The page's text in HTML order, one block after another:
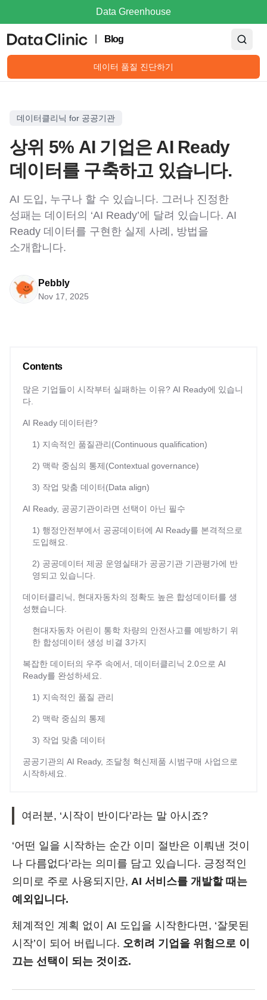
Data Greenhouse
Blog
데이터 품질 진단하기
데이터클리닉 for 공공기관
상위 5% AI 기업은 AI Ready
데이터를 구축하고 있습니다.
AI 도입, 누구나 할 수 있습니다. 그러나 진정한
성패는 데이터의 ‘AI Ready’에 달려 있습니다. AI
Ready 데이터를 구현한 실제 사례, 방법을
소개합니다.
Pebbly
Nov 17, 2025
Contents
많은 기업들이 시작부터 실패하는 이유? AI Ready에 있습니
다.
AI Ready 데이터란?
1) 지속적인 품질관리(Continuous qualification)
2) 맥락 중심의 통제(Contextual governance)
3) 작업 맞춤 데이터(Data align)
AI Ready, 공공기관이라면 선택이 아닌 필수
1) 행정안전부에서 공공데이터에 AI Ready를 본격적으로
도입해요.
2) 공공데이터 제공 운영실태가 공공기관 기관평가에 반
영되고 있습니다.
데이터클리닉, 현대자동차의 정확도 높은 합성데이터를 생
성했습니다.
현대자동차 어린이 통학 차량의 안전사고를 예방하기 위
한 합성데이터 생성 비결 3가지
복잡한 데이터의 우주 속에서, 데이터클리닉 2.0으로 AI
Ready를 완성하세요.
1) 지속적인 품질 관리
2) 맥락 중심의 통제
3) 작업 맞춤 데이터
공공기관의 AI Ready, 조달청 혁신제품 시범구매 사업으로
시작하세요.
여러분, ‘시작이 반이다’라는 말 아시죠?
‘어떤 일을 시작하는 순간 이미 절반은 이뤄낸 것이
나 다름없다’라는 의미를 담고 있습니다. 긍정적인
의미로 주로 사용되지만, AI 서비스를 개발할 때는
예외입니다.
체계적인 계획 없이 AI 도입을 시작한다면, ‘잘못된
시작’이 되어 버립니다. 오히려 기업을 위험으로 이
끄는 선택이 되는 것이죠.